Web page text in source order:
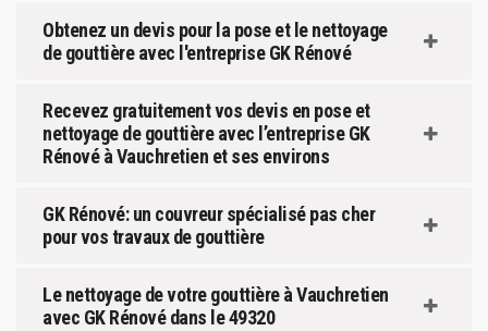
Obtenez un devis pour la pose et le nettoyage
de gouttière avec l'entreprise GK Rénové
Recevez gratuitement vos devis en pose et
nettoyage de gouttière avec l’entreprise GK
Rénové à Vauchretien et ses environs
GK Rénové: un couvreur spécialisé pas cher
pour vos travaux de gouttière
Le nettoyage de votre gouttière à Vauchretien
avec GK Rénové dans le 49320